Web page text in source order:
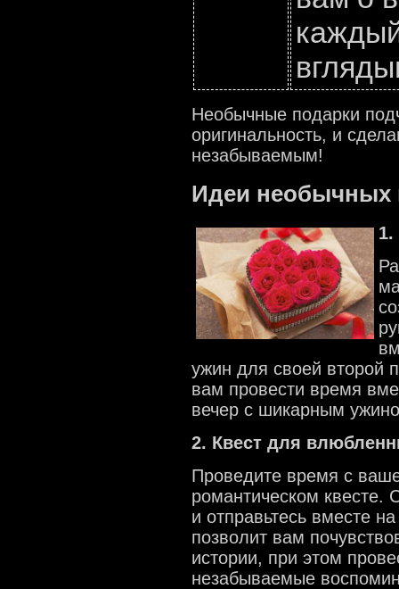
Необычные подарки
оригинальность, и
незабываемым!
Идеи необычных
1.
ужин для своей второй
вам провести время
вечер с шикарным
2. Квест для
Проведите время с
романтическом квесте.
и отправьтесь вместе
позволит вам
истории, при этом
незабываемые